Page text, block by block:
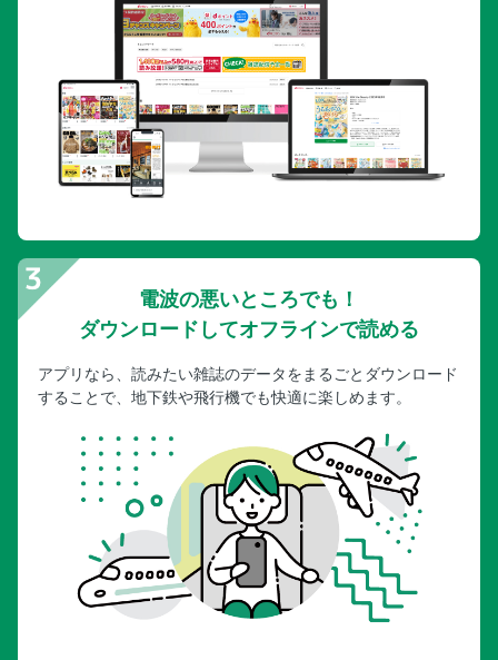
電波の悪いところでも！
ダウンロードしてオフラインで読める
アプリなら、読みたい雑誌のデータをまるごとダウンロード
することで、地下鉄や飛行機でも快適に楽しめます。